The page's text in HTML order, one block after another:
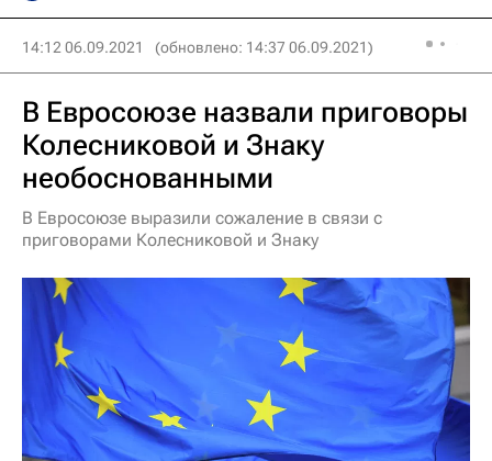
14:12 06.09.2021 (обновлено: 14:37 06.09.2021)
В Евросоюзе назвали приговоры
Колесниковой и Знаку
необоснованными
В Евросоюзе выразили сожаление в связи с
приговорами Колесниковой и Знаку